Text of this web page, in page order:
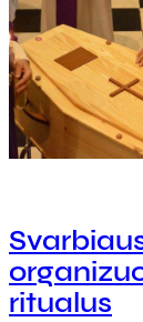
ritualus